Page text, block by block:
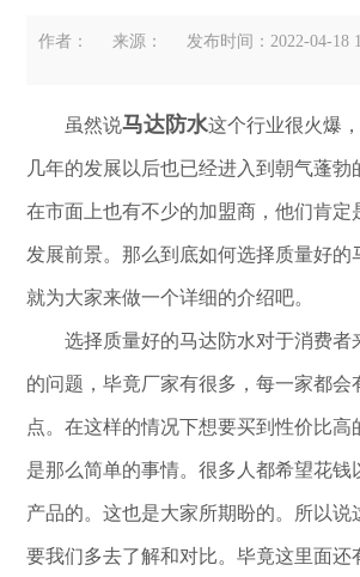
作者： 来源： 发布时间：2022-04-18
虽然说马达防水这个行业很火爆
几年的发展以后也已经进入到朝气蓬勃
在市面上也有不少的加盟商，他们肯定
发展前景。那么到底如何选择质量好的
就为大家来做一个详细的介绍吧。
选择质量好的马达防水对于消费者
的问题，毕竟厂家有很多，每一家都会
点。在这样的情况下想要买到性价比高
是那么简单的事情。很多人都希望花钱
产品的。这也是大家所期盼的。所以说
要我们多去了解和对比。毕竟这里面还